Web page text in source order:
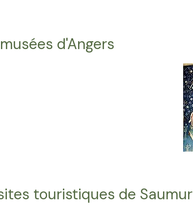
d'Angers
touristiques de Saumur